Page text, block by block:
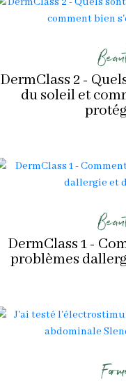
DermClass 2 -
du soleil et
DermClass 1 -
problèmes